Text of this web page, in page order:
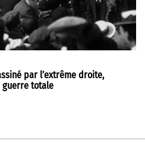
par l’extrême droite,
guerre totale